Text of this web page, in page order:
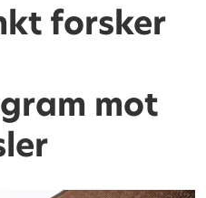
forsker
mot